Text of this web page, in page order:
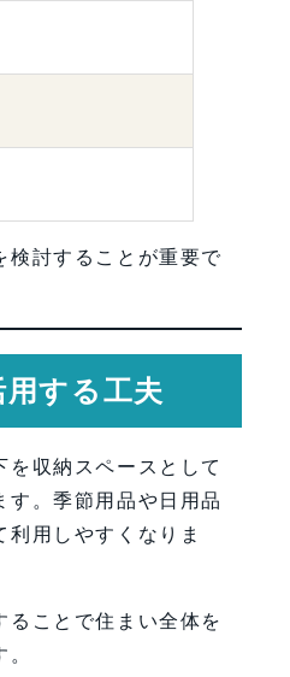
検討することが重要で
する工夫
を収納スペースとして
す。季節用品や日用品
利用しやすくなりま
ることで住まい全体を